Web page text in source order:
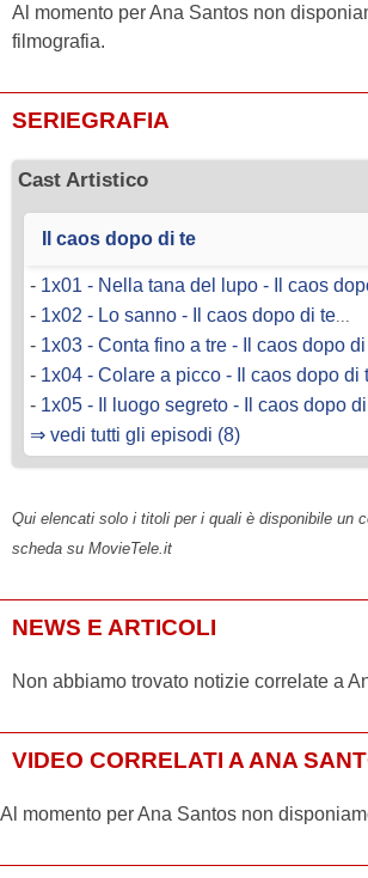
Al momento per Ana Santos non
filmografia.
SERIEGRAFIA
Cast Artistico
Il caos dopo di te
- 1x01 - Nella tana del lupo - Il caos
- 1x02 - Lo sanno - Il caos dopo di te
- 1x03 - Conta fino a tre - Il caos dopo
- 1x04 - Colare a picco - Il caos dopo di
- 1x05 - Il luogo segreto - Il caos dopo
⇒ vedi tutti gli episodi (8)
Qui elencati solo i titoli per i quali è disponibile un
scheda su MovieTele.it
NEWS E ARTICOLI
Non abbiamo trovato notizie correlate a
VIDEO CORRELATI A ANA
Al momento per Ana Santos non